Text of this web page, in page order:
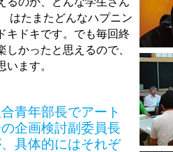
はたまたどんなハプニン
キドキです。でも毎回終
かったと思えるので、
ます。
青年部長でアート
企画検討副委員長
具体的にはそれぞ